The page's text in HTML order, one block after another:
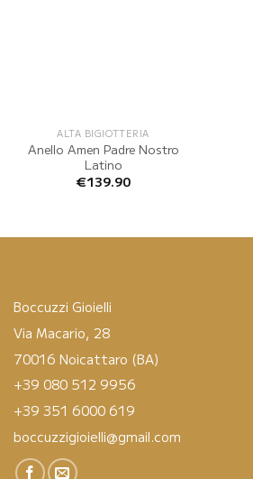
ALTA BIGIOTTERIA
Anello Amen Padre Nostro
Latino
€139.90
Boccuzzi Gioielli
Via Macario, 28
70016 Noicattaro (BA)
+39 080 512 9956
+39 351 6000 619
boccuzzigioielli@gmail.com